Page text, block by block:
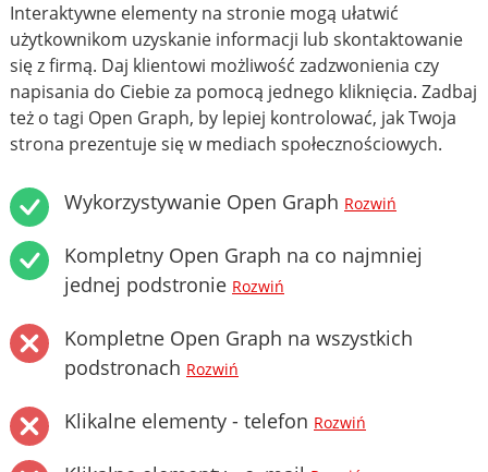
Interaktywne elementy na stronie mogą ułatwić
użytkownikom uzyskanie informacji lub skontaktowanie
się z firmą. Daj klientowi możliwość zadzwonienia czy
napisania do Ciebie za pomocą jednego kliknięcia. Zadbaj
też o tagi Open Graph, by lepiej kontrolować, jak Twoja
strona prezentuje się w mediach społecznościowych.
Wykorzystywanie Open Graph Rozwiń
Kompletny Open Graph na co najmniej
jednej podstronie Rozwiń
Kompletne Open Graph na wszystkich
podstronach Rozwiń
Klikalne elementy - telefon Rozwiń